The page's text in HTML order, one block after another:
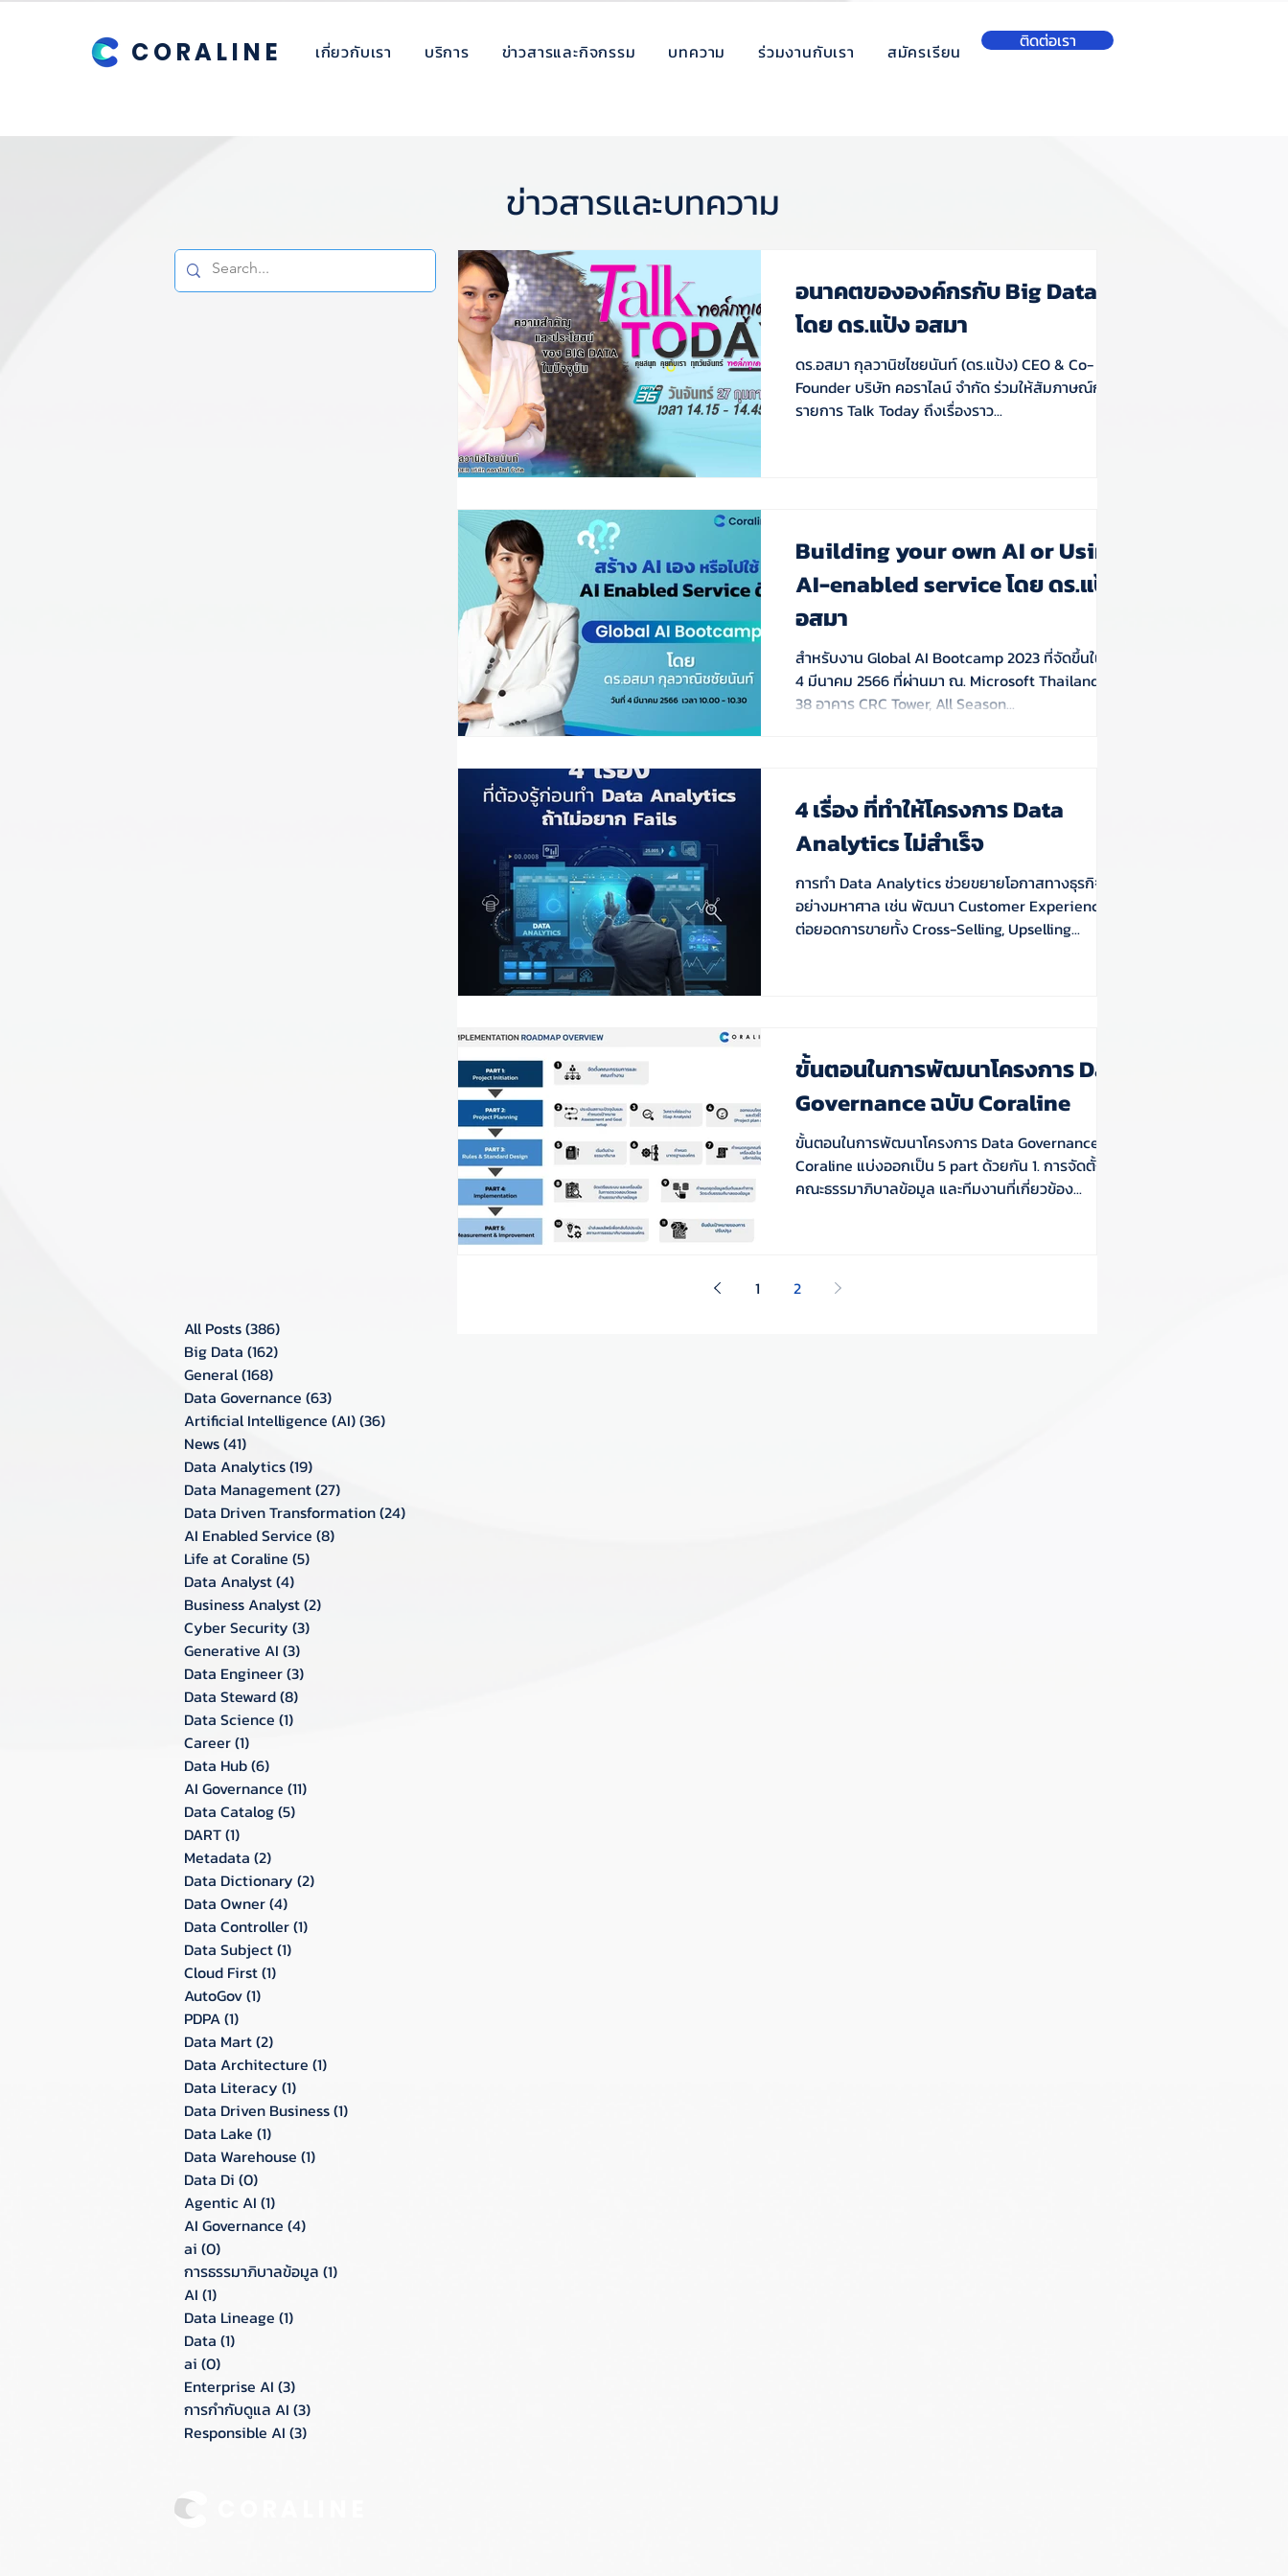
CORALINE เกี่ยวกับเรา บริการ ข่าวสารและกิจกรรม บทความ ร่วมงานกับเรา สมัครเรียน ติดต่อเรา
ข่าวสารและบทความ
All Posts(386)
Big Data (162)
General(168)
Data Governance (63)
Artificial Intelligence (AI)(36)
News(41)
Data Analytics(19)
Data Management(27)
Data Driven Transformation(24)
AI Enabled Service (8)
Life at Coraline (5)
Data Analyst(4)
Business Analyst(2)
Cyber Security (3)
Generative AI (3)
Data Engineer(3)
Data Steward(8)
Data Science (1)
Career(1)
Data Hub(6)
AI Governance (11)
Data Catalog(5)
DART(1)
Metadata (2)
Data Dictionary (2)
Data Owner(4)
Data Controller(1)
Data Subject(1)
Cloud First(1)
AutoGov(1)
PDPA(1)
Data Mart(2)
Data Architecture (1)
Data Literacy (1)
Data Driven Business(1)
Data Lake (1)
Data Warehouse (1)
Data Di (0)
Agentic AI (1)
AI Governance (4)
ai (0)
การธรรมาภิบาลข้อมูล (1)
AI (1)
Data Lineage (1)
Data (1)
ai (0)
Enterprise AI (3)
การกำกับดูแล AI (3)
Responsible AI (3)
อนาคตขององค์กรกับ Big Data
โดย ดร.แป้ง อสมา
ดร.อสมา กุลวานิชไชยนันท์ (ดร.แป้ง) CEO & Co-
Founder บริษัท คอราไลน์ จำกัด ร่วมให้สัมภาษณ์กับ
รายการ Talk Today ถึงเรื่องราว...
Building your own AI or Using
AI-enabled service โดย ดร.แป้ง
อสมา
สำหรับงาน Global AI Bootcamp 2023 ที่จัดขึ้นในวันที่
4 มีนาคม 2566 ที่ผ่านมา ณ. Microsoft Thailand ชั้น
38 อาคาร CRC Tower, All Season...
4 เรื่อง ที่ทำให้โครงการ Data
Analytics ไม่สำเร็จ
การทำ Data Analytics ช่วยขยายโอกาสทางธุรกิจได้
อย่างมหาศาล เช่น พัฒนา Customer Experience,
ต่อยอดการขายทั้ง Cross-Selling, Upselling...
ขั้นตอนในการพัฒนาโครงการ Data
Governance ฉบับ Coraline
ขั้นตอนในการพัฒนาโครงการ Data Governance ฉบับ
Coraline แบ่งออกเป็น 5 part ด้วยกัน 1. การจัดตั้ง
คณะธรรมาภิบาลข้อมูล และทีมงานที่เกี่ยวข้อง...
1 2